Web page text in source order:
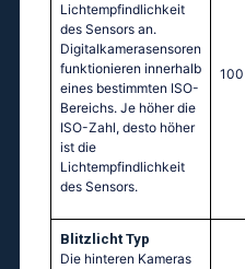
Lichtempfindlichkeit
des Sensors an.
Digitalkamerasensoren
funktionieren innerhalb
eines bestimmten ISO-
Bereichs. Je höher die
ISO-Zahl, desto höher
ist die
Lichtempfindlichkeit
des Sensors.
100
Blitzlicht Typ
Die hinteren Kameras